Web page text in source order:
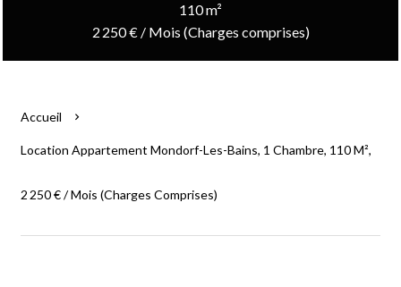
110 m²
2 250 € / Mois (Charges comprises)
Accueil
Location Appartement Mondorf-Les-Bains, 1 Chambre, 110 M²,
2 250 € / Mois (Charges Comprises)